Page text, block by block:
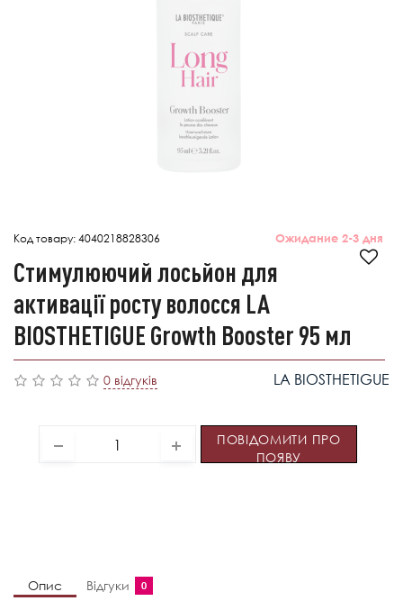
Код товару:4040218828306 Ожидание 2-3 дня
Стимулюючий лосьйон для
активації росту волосся LA
BIOSTHETIGUE Growth Booster 95 мл
0 відгуків LA BIOSTHETIGUE
ПОВІДОМИТИ ПРО
ПОЯВУ
Опис Відгуки 0